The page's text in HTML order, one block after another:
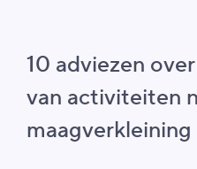
10 adviezen
van activiteiten
maagverkleining